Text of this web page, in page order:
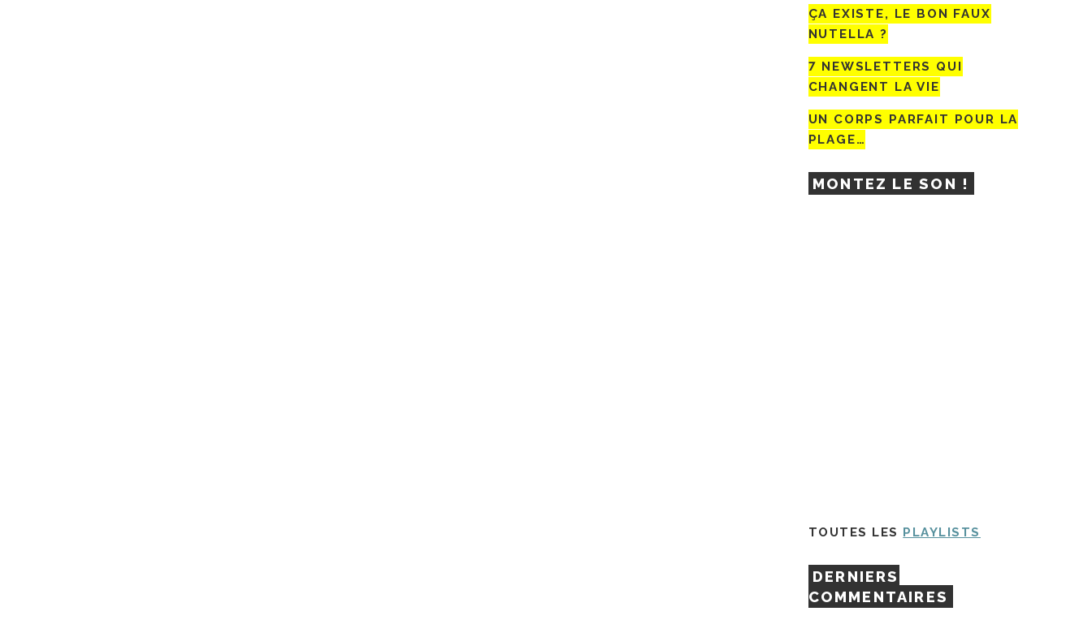
ÇA EXISTE, LE BON FAUX
NUTELLA ?
7 NEWSLETTERS QUI
CHANGENT LA VIE
UN CORPS PARFAIT POUR LA
PLAGE…
MONTEZ LE SON !
TOUTES LES PLAYLISTS
DERNIERS
COMMENTAIRES